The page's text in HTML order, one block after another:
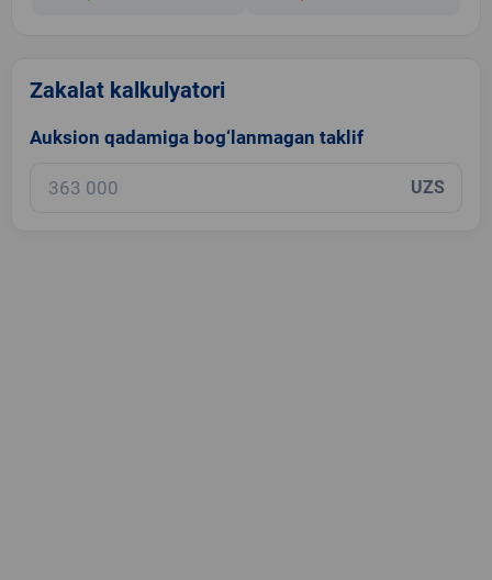
Zakalat kalkulyatori
Auksion qadamiga bog‘lanmagan taklif
UZS